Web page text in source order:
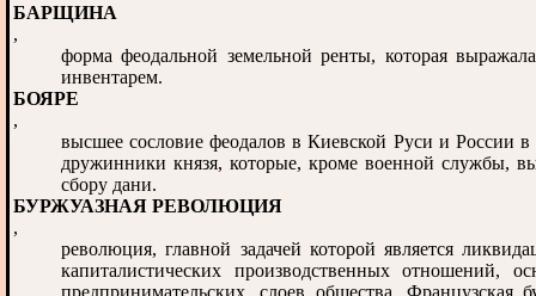
БАРЩИНА
,
форма феодальной земельной ренты, которая
инвентарем.
БОЯРЕ
,
высшее сословие феодалов в Киевской Руси и России
дружинники князя, которые, кроме военной службы,
сбору дани.
БУРЖУАЗНАЯ РЕВОЛЮЦИЯ
,
революция, главной задачей которой является
капиталистических производственных отношений,
предпринимательских, слоев общества.